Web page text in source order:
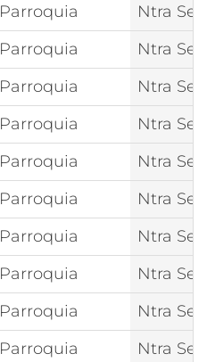
Parroquia
Ntra
Parroquia
Ntra
Parroquia
Ntra
Parroquia
Ntra
Parroquia
Ntra
Parroquia
Ntra
Parroquia
Ntra
Parroquia
Ntra
Parroquia
Ntra
Parroquia
Ntra